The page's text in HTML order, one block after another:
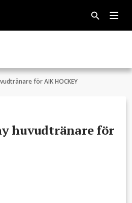
för AIK HOCKEY
huvudtränare för